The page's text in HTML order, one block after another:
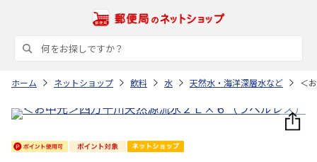
ホーム ネットショップ 飲料 水 天然水・海洋深層水など ＜